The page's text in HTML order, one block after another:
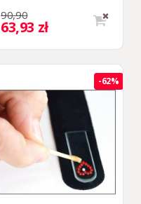
90,90
63,93 zł
-62%